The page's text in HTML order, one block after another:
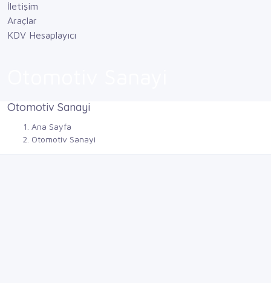
İletişim
Araçlar
KDV Hesaplayıcı
Otomotiv Sanayi
Ana Sayfa
Otomotiv Sanayi